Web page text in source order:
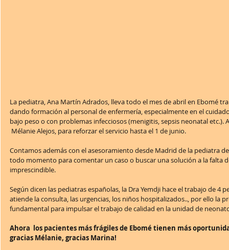
La pediatra, Ana Martín Adrados, lleva todo el mes de abril en Ebomé
dando formación al personal de enfermería, especialmente en el
bajo peso o con problemas infecciosos (menigitis, sepsis neonatal
Mélanie Alejos, para reforzar el servicio hasta el 1 de junio.
Contamos además con el asesoramiento desde Madrid de la pediatra
todo momento para comentar un caso o buscar una solución a la falta
imprescindible.
Según dicen las pediatras españolas, la Dra Yemdji hace el trabajo de 4
atiende la consulta, las urgencias, los niños hospitalizados.., por ello la
fundamental para impulsar el trabajo de calidad en la unidad de
Ahora  los pacientes más frágiles de Ebomé tienen más
gracias Mélanie, gracias Marina!